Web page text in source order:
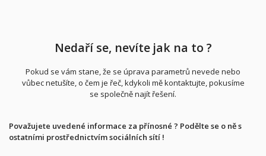
Nedaří se, nevíte jak na to ?
Pokud se vám stane, že se úprava parametrů nevede nebo
vůbec netušíte, o čem je řeč, kdykoli mě kontaktujte, pokusíme
se společně najít řešení.
Považujete uvedené informace za přínosné ? Podělte se o ně s
ostatními prostřednictvím sociálních sítí !